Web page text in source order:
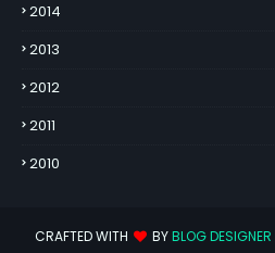
2014
2013
2012
2011
2010
CRAFTED WITH BYBLOG DESIGNER